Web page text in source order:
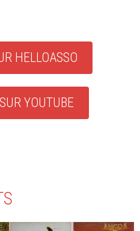
HELLOASSO
YOUTUBE